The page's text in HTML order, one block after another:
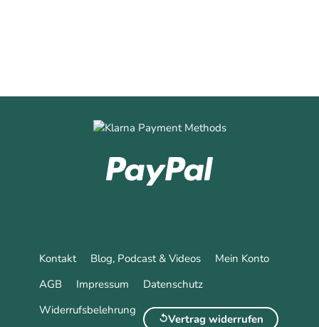
Kontakt Blog, Podcast & Videos
Mein Konto
AGB
Impressum
Datenschutz
Widerrufsbelehrung
Vertrag widerrufen